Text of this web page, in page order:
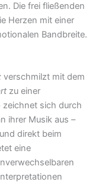
Die frei fließenden
Herzen mit einer
Bandbreite.
verschmilzt mit dem
zu einer
zeichnet sich durch
ihrer Musik aus –
direkt beim
eine